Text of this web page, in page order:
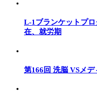
L-1ブランケットプ
在、就労期
第166回 洗脳 VSメ